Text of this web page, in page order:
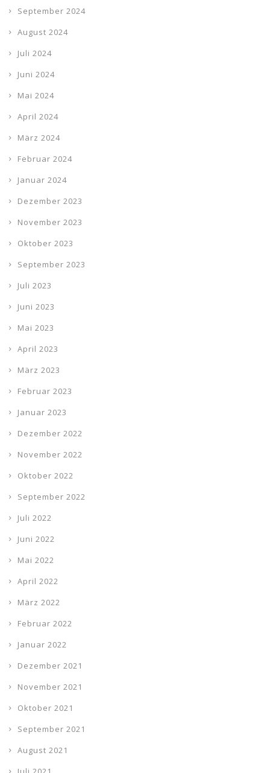
September 2024
August 2024
Juli 2024
Juni 2024
Mai 2024
April 2024
März 2024
Februar 2024
Januar 2024
Dezember 2023
November 2023
Oktober 2023
September 2023
Juli 2023
Juni 2023
Mai 2023
April 2023
März 2023
Februar 2023
Januar 2023
Dezember 2022
November 2022
Oktober 2022
September 2022
Juli 2022
Juni 2022
Mai 2022
April 2022
März 2022
Februar 2022
Januar 2022
Dezember 2021
November 2021
Oktober 2021
September 2021
August 2021